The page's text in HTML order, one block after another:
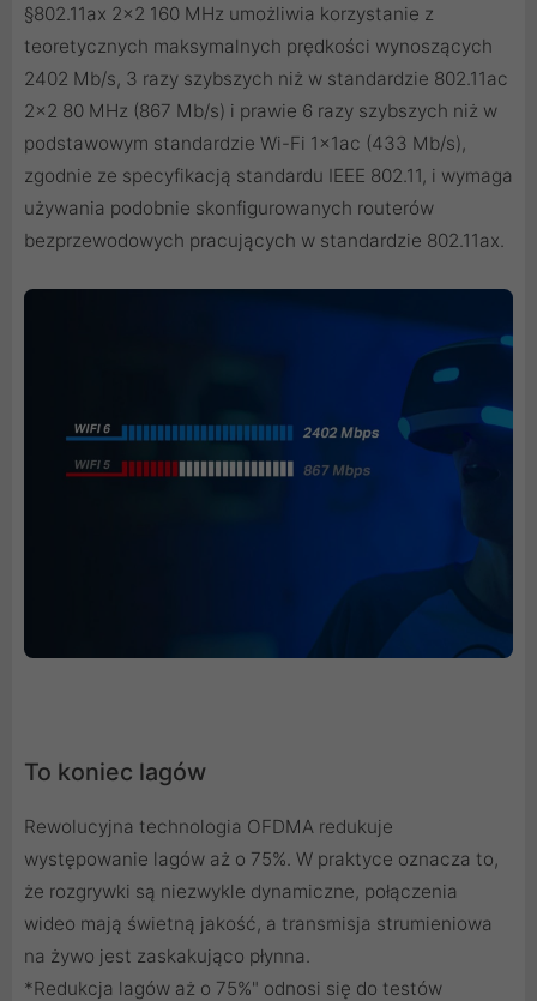
§802.11ax 2x2 160 MHz umożliwia korzystanie z
teoretycznych maksymalnych prędkości wynoszących
2402 Mb/s, 3 razy szybszych niż w standardzie 802.11ac
2x2 80 MHz (867 Mb/s) i prawie 6 razy szybszych niż w
podstawowym standardzie Wi-Fi 1x1ac (433 Mb/s),
zgodnie ze specyfikacją standardu IEEE 802.11, i wymaga
używania podobnie skonfigurowanych routerów
bezprzewodowych pracujących w standardzie 802.11ax.
To koniec lagów
Rewolucyjna technologia OFDMA redukuje
występowanie lagów aż o 75%. W praktyce oznacza to,
że rozgrywki są niezwykle dynamiczne, połączenia
wideo mają świetną jakość, a transmisja strumieniowa
na żywo jest zaskakująco płynna.
*Redukcja lagów aż o 75%" odnosi się do testów